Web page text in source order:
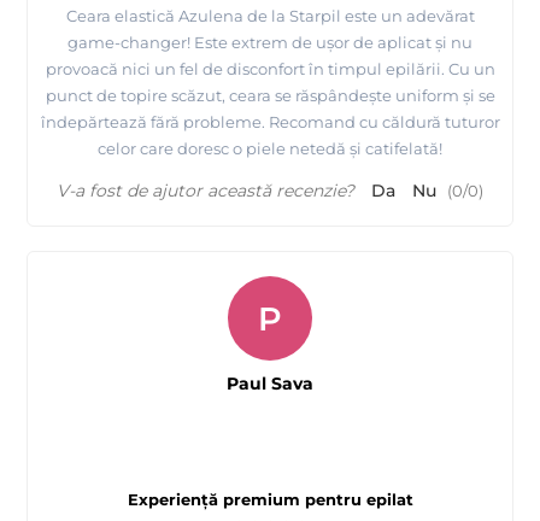
Ceara elastică Azulena de la Starpil este un adevărat
game-changer! Este extrem de ușor de aplicat și nu
provoacă nici un fel de disconfort în timpul epilării. Cu un
punct de topire scăzut, ceara se răspândește uniform și se
îndepărtează fără probleme. Recomand cu căldură tuturor
celor care doresc o piele netedă și catifelată!
V-a fost de ajutor această recenzie? Da Nu (0/0)
Experiență premium pentru epilat
P
Paul Sava